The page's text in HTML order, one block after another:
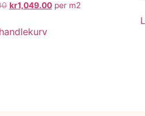
kr1,049.00per m2